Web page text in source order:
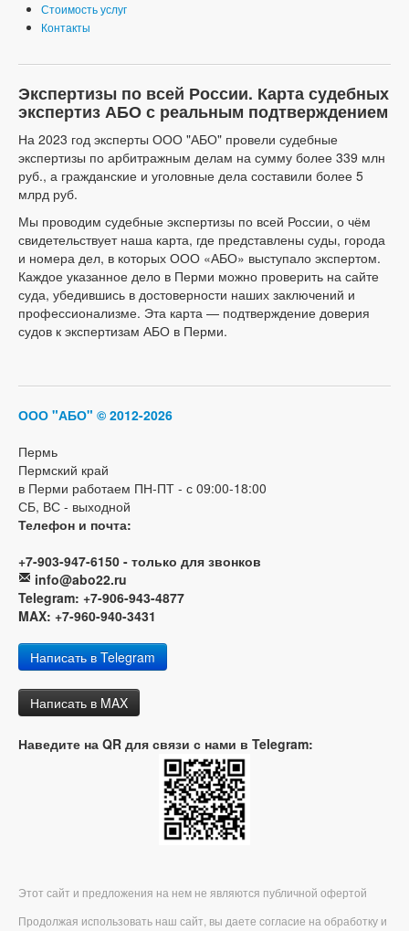
Стоимость услуг
Контакты
Экспертизы по всей России. Карта судебных
экспертиз АБО с реальным подтверждением
На 2023 год эксперты ООО "АБО" провели судебные
экспертизы по арбитражным делам на сумму более 339 млн
руб., а гражданские и уголовные дела составили более 5
млрд руб.
Мы проводим судебные экспертизы по всей России, о чём
свидетельствует наша карта, где представлены суды, города
и номера дел, в которых ООО «АБО» выступало экспертом.
Каждое указанное дело в Перми можно проверить на сайте
суда, убедившись в достоверности наших заключений и
профессионализме. Эта карта — подтверждение доверия
судов к экспертизам АБО в Перми.
ООО "АБО" © 2012-2026
Пермь
Пермский край
в Перми работаем ПН-ПТ - с 09:00-18:00
СБ, ВС - выходной
Телефон и почта:
+7-903-947-6150 - только для звонков
info@abo22.ru
Telegram: +7-906-943-4877
MAX: +7-960-940-3431
Написать в Telegram
Написать в MAX
Наведите на QR для связи с нами в Telegram:
Этот сайт и предложения на нем не являются публичной офертой
Продолжая использовать наш сайт, вы даете согласие на обработку и